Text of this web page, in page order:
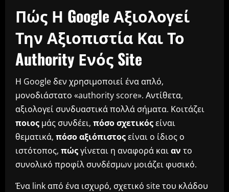
Πώς Η Google Αξιολογεί
Την Αξιοπιστία Και Το
Authority Ενός Site
Η Google δεν χρησιμοποιεί ένα απλό,
μονοδιάστατο «authority score». Αντίθετα,
αξιολογεί συνδυαστικά πολλά σήματα. Κοιτάζει
ποιος μάς συνδέει, πόσο σχετικόςείναι
θεματικά, πόσο αξιόπιστοςείναι ο ίδιος ο
ιστότοπος, πώςγίνεται η αναφορά καιαν το
συνολικό προφίλ συνδέσμων μοιάζει φυσικό.
Ένα link από ένα ισχυρό, σχετικό site του κλάδου